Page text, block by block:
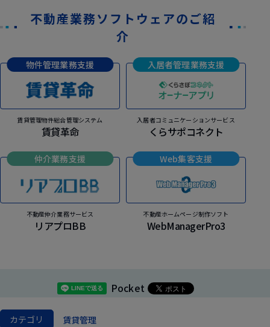
不動産業務ソフトウェアのご紹
介
物件管理業務支援
賃貸管理物件総合管理システム
賃貸革命
入居者管理業務支援
入居者コミュニケーションサービス
くらサポコネクト
仲介業務支援
不動産仲介業務サービス
リアプロBB
Web集客支援
不動産ホームページ制作ソフト
WebManagerPro3
Pocket
カテゴリ 賃貸管理